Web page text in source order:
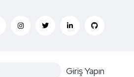
Giriş Yapın